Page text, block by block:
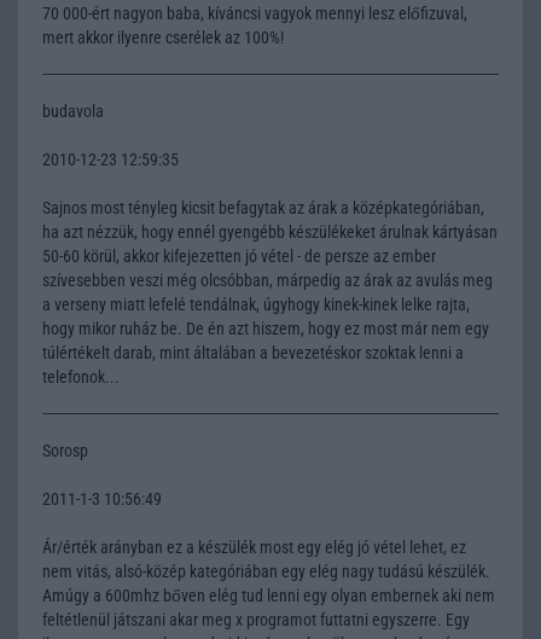
70 000-ért nagyon baba, kíváncsi vagyok mennyi lesz előfizuval,
mert akkor ilyenre cserélek az 100%!
budavola
2010-12-23 12:59:35
Sajnos most tényleg kicsit befagytak az árak a középkategóriában,
ha azt nézzük, hogy ennél gyengébb készülékeket árulnak kártyásan
50-60 körül, akkor kifejezetten jó vétel - de persze az ember
szívesebben veszi még olcsóbban, márpedig az árak az avulás meg
a verseny miatt lefelé tendálnak, úgyhogy kinek-kinek lelke rajta,
hogy mikor ruház be. De én azt hiszem, hogy ez most már nem egy
túlértékelt darab, mint általában a bevezetéskor szoktak lenni a
telefonok...
Sorosp
2011-1-3 10:56:49
Ár/érték arányban ez a készülék most egy elég jó vétel lehet, ez
nem vitás, alsó-közép kategóriában egy elég nagy tudású készülék.
Amúgy a 600mhz bőven elég tud lenni egy olyan embernek aki nem
feltétlenül játszani akar meg x programot futtatni egyszerre. Egy